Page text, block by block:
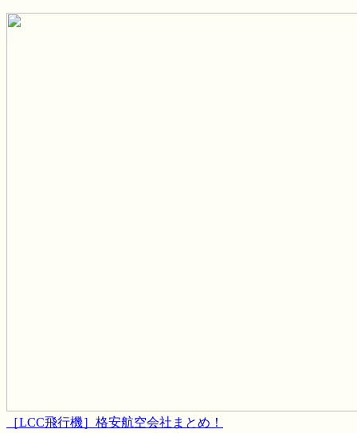
［LCC飛行機］格安航空会社まとめ！